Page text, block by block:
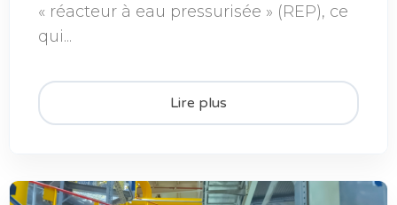
« réacteur à eau pressurisée » (REP), ce
qui...
Lire plus